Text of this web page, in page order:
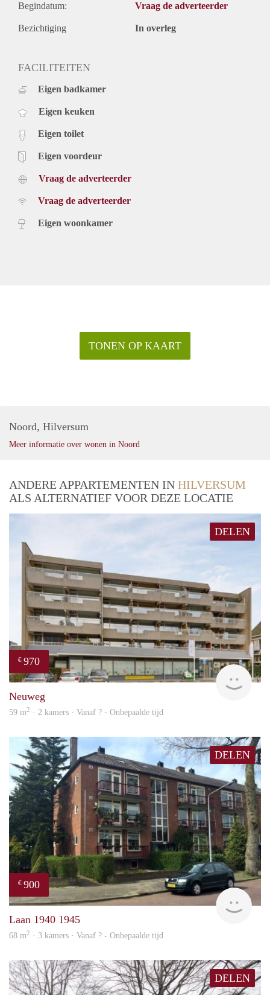
Begindatum: Vraag de adverteerder
Bezichtiging In overleg
FACILITEITEN
Eigen badkamer
Eigen keuken
Eigen toilet
Eigen voordeur
Vraag de adverteerder
Vraag de adverteerder
Eigen woonkamer
TONEN OP KAART
Noord, Hilversum
Meer informatie over wonen in Noord
ANDERE APPARTEMENTEN IN HILVERSUM
ALS ALTERNATIEF VOOR DEZE LOCATIE
DELEN
€ 970
Neuweg
59 m2 · 2 kamers · Vanaf ? - Onbepaalde tijd
DELEN
€ 900
Laan 1940 1945
68 m2 · 3 kamers · Vanaf ? - Onbepaalde tijd
DELEN